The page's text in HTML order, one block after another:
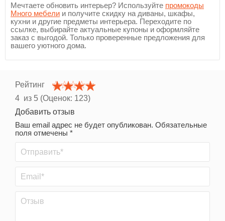
Мечтаете обновить интерьер? Используйте промокоды
Много мебели и получите скидку на диваны, шкафы,
кухни и другие предметы интерьера. Переходите по
ссылке, выбирайте актуальные купоны и оформляйте
заказ с выгодой. Только проверенные предложения для
вашего уютного дома.
Рейтинг
4 из 5 (Оценок: 123)
Добавить отзыв
Ваш email адрес не будет опубликован. Обязательные
поля отмечены *